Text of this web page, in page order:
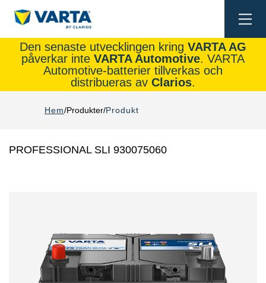
Den senaste utvecklingen kring VARTA AG
påverkar inte VARTA Automotive. VARTA
Automotive-batterier tillverkas och
distribueras av Clarios.
Hem Produkter Produkt
PROFESSIONAL SLI 930075060